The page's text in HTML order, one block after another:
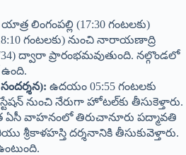
యాత్ర లింగంపల్లి (17:30 గంటలకు)
గంటలకు) నుంచి నారాయణాద్రి
ద్వారా ప్రారంభమవుతుంది. నల్గొండలో
ఉదయం 05:55 గంటలకు
నుంచి నేరుగా హోటల్‌కు తీసుకెళ్తారు.
ఏసీ వాహనంలో తిరుచానూరు పద్మావతి
దర్శనానికి తీసుకువెళ్తారు.